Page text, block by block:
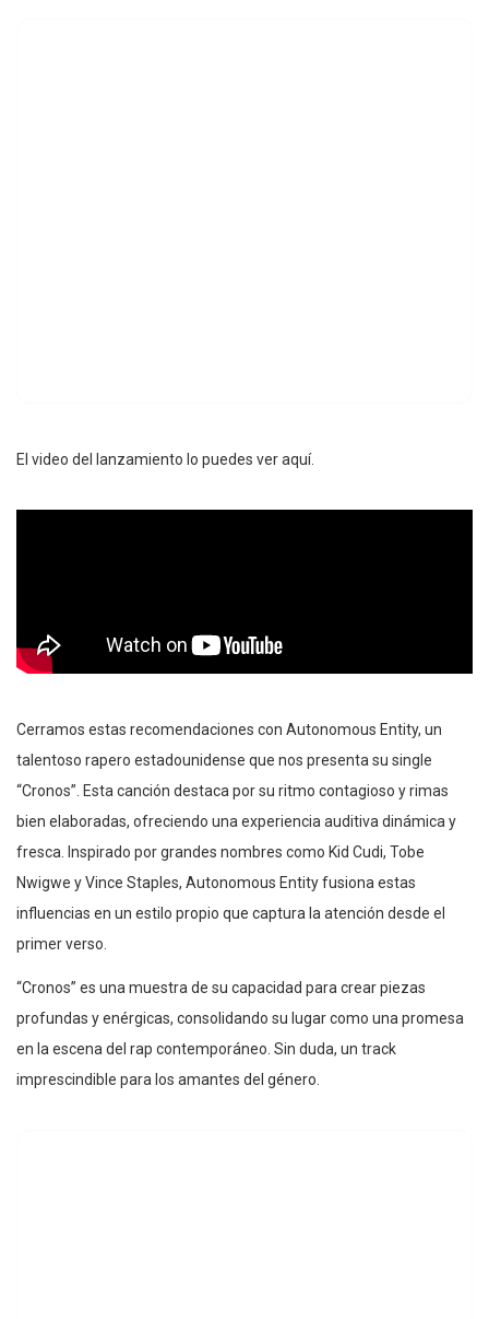
El video del lanzamiento lo puedes ver aquí.
Cerramos estas recomendaciones con Autonomous Entity, un
talentoso rapero estadounidense que nos presenta su single
“Cronos”. Esta canción destaca por su ritmo contagioso y rimas
bien elaboradas, ofreciendo una experiencia auditiva dinámica y
fresca. Inspirado por grandes nombres como Kid Cudi, Tobe
Nwigwe y Vince Staples, Autonomous Entity fusiona estas
influencias en un estilo propio que captura la atención desde el
primer verso.
“Cronos” es una muestra de su capacidad para crear piezas
profundas y enérgicas, consolidando su lugar como una promesa
en la escena del rap contemporáneo. Sin duda, un track
imprescindible para los amantes del género.